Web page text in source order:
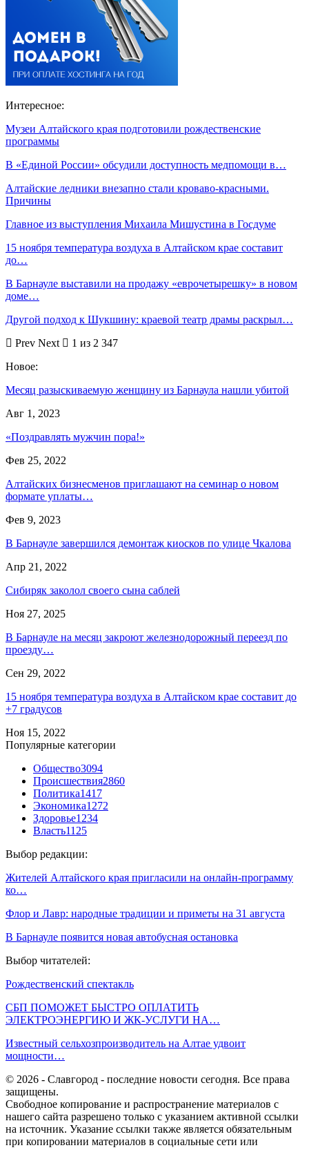
Интересное:
Музеи Алтайского края подготовили рождественские
программы
В «Единой России» обсудили доступность медпомощи в…
Алтайские ледники внезапно стали кроваво-красными.
Причины
Главное из выступления Михаила Мишустина в Госдуме
15 ноября температура воздуха в Алтайском крае составит
до…
В Барнауле выставили на продажу «еврочетырешку» в новом
доме…
Другой подход к Шукшину: краевой театр драмы раскрыл…
Prev Next
1 из 2 347
Новое:
Месяц разыскиваемую женщину из Барнаула нашли убитой
Авг 1, 2023
«Поздравлять мужчин пора!»
Фев 25, 2022
Алтайских бизнесменов приглашают на семинар о новом
формате уплаты…
Фев 9, 2023
В Барнауле завершился демонтаж киосков по улице Чкалова
Апр 21, 2022
Сибиряк заколол своего сына саблей
Ноя 27, 2025
В Барнауле на месяц закроют железнодорожный переезд по
проезду…
Сен 29, 2022
15 ноября температура воздуха в Алтайском крае составит до
+7 градусов
Ноя 15, 2022
Популярные категории
Общество3094
Происшествия2860
Политика1417
Экономика1272
Здоровье1234
Власть1125
Выбор редакции:
Жителей Алтайского края пригласили на онлайн-программу
ко…
Флор и Лавр: народные традиции и приметы на 31 августа
В Барнауле появится новая автобусная остановка
Выбор читателей:
Рождественский спектакль
СБП ПОМОЖЕТ БЫСТРО ОПЛАТИТЬ
ЭЛЕКТРОЭНЕРГИЮ И ЖК-УСЛУГИ НА…
Известный сельхозпроизводитель на Алтае удвоит
мощности…
© 2026 - Славгород - последние новости сегодня. Все права
защищены.
Свободное копирование и распространение материалов с
нашего сайта разрешено только с указанием активной ссылки
на источник. Указание ссылки также является обязательным
при копировании материалов в социальные сети или